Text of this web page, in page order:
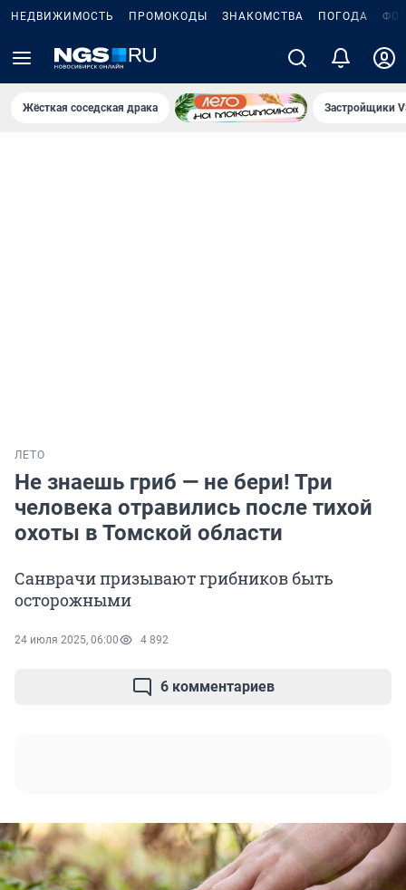
НЕДВИЖИМОСТЬ ПРОМОКОДЫ ЗНАКОМСТВА ПОГОДА
Жёсткая соседская драка Застройщики
ЛЕТО
Не знаешь гриб — не бери! Три
человека отравились после тихой
охоты в Томской области
Санврачи призывают грибников быть
осторожными
24 июля 2025, 06:00 4 892
6 комментариев